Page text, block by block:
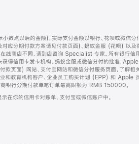
数点以后的金额)，实际支付金额以银行、花呗或微信
应分期付款方案请见付款页面)、蚂蚁金服 (花呗) 以
店不同，请到店咨询 Specialist 专家。所有银行信
得信用卡发卡机构、蚂蚁金服或微信分付的批准，
页面) 网站、支付宝网站和微信分付服务页面，了解相
和教育机构客户、企业员工购买计划 (EPP) 和
商银行分期付款单笔订单最高限额为 RMB 150000。
在你的信用卡对账单、支付宝或微信账户中。